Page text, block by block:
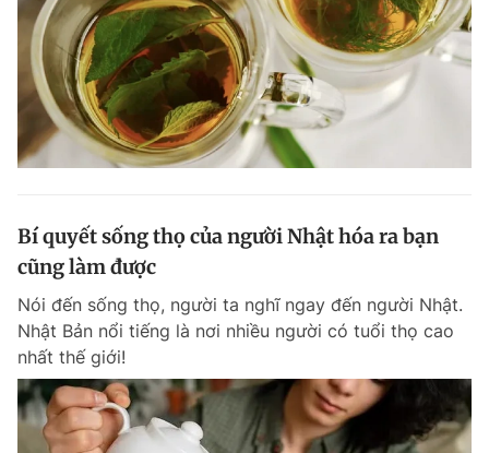
Bí quyết sống thọ của người Nhật hóa ra bạn
cũng làm được
Nói đến sống thọ, người ta nghĩ ngay đến người Nhật.
Nhật Bản nổi tiếng là nơi nhiều người có tuổi thọ cao
nhất thế giới!